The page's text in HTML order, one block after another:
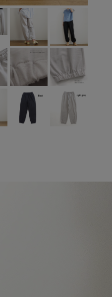
MARECHAL
TERRE
MidiUmi
MIDIUMISOL
ID
mizuiro ind
mononogu